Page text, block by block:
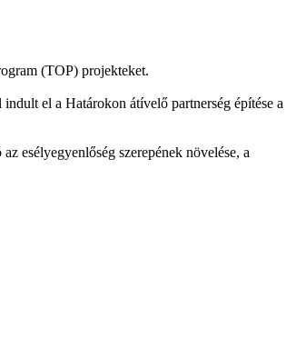
(TOP) projekteket.
el a Határokon átívelő partnerség építése a
esélyegyenlőség szerepének növelése, a